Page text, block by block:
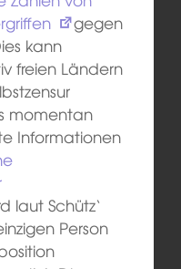
gegen
kann
freien Ländern
momentan
Informationen
laut Schütz‘
Person